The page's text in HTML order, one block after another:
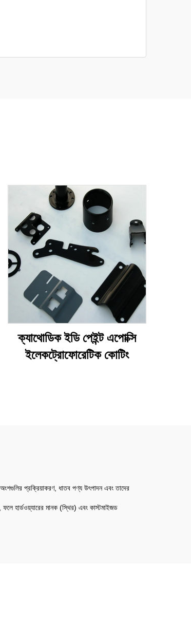
ক্যাথোডিক ইডি পেইন্ট এপোক্সি
ইলেকট্রোফোরেটিক কোটিং
অংশগুলির প্রক্রিয়াকরণ, ধাতব পণ্য উৎপাদন এবং তাদের
হার্ডওয়্যারের মানক (স্থির) এবং কাস্টমাইজড